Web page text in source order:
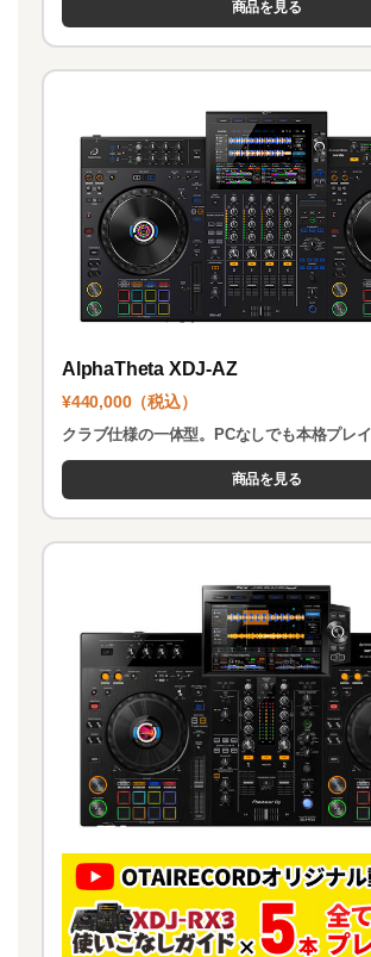
商品を見る
AlphaTheta XDJ-AZ
¥440,000（税込）
クラブ仕様の一体型。PCなしでも本格プレイ
商品を見る